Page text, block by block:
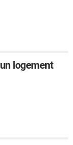
logement